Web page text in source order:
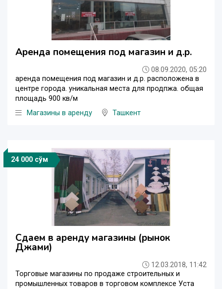
Аренда помещения под магазин и д.р.
08.09.2020, 05:20
аренда помещения под магазин и д.р. расположена в
центре города. уникальная места для продпжа. общая
площадь 900 кв/м
Магазины в аренду
Ташкент
24 000 сўм
Сдаем в аренду магазины (рынок
Джами)
12.03.2018, 11:42
Торговые магазины по продаже строительных и
промышленных товаров в торговом комплексе Уста